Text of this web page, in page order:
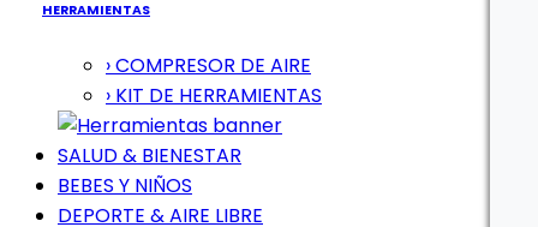
HERRAMIENTAS
› COMPRESOR DE AIRE
› KIT DE HERRAMIENTAS
SALUD & BIENESTAR
BEBES Y NIÑOS
DEPORTE & AIRE LIBRE